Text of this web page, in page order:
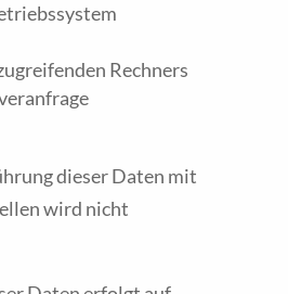
Rechners
dieser Daten mit
wird nicht